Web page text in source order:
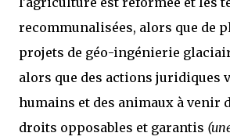
recommunalisées, alors que de
projets de géo-ingénierie
alors que des actions juridiques
humains et des animaux à venir
droits opposables et garantis